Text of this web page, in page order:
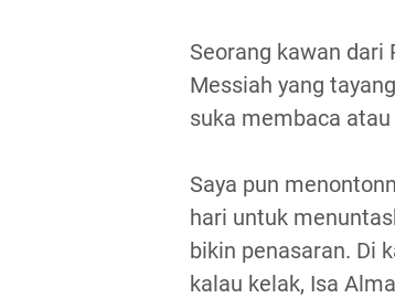
Seorang kawan
Messiah yang
suka membaca
Saya pun
hari untuk
bikin penasaran. Di
kalau kelak, Isa